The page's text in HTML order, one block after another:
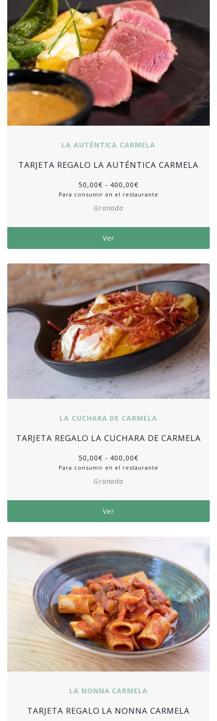
LA AUTÉNTICA CARMELA
TARJETA REGALO LA AUTÉNTICA CARMELA
50,00€ - 400,00€
Para consumir en el restaurante
Granada
Ver
LA CUCHARA DE CARMELA
TARJETA REGALO LA CUCHARA DE CARMELA
50,00€ - 400,00€
Para consumir en el restaurante
Granada
Ver
LA NONNA CARMELA
TARJETA REGALO LA NONNA CARMELA